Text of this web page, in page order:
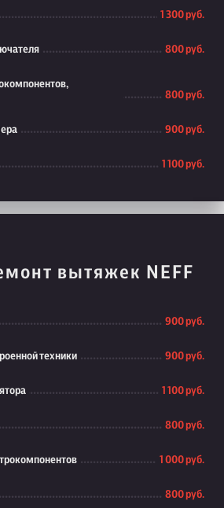
1 300 руб.
800 руб.
800 руб.
900 руб.
1 100 руб.
вытяжек NEFF
900 руб.
техники 900 руб.
1 100 руб.
800 руб.
1 000 руб.
800 руб.